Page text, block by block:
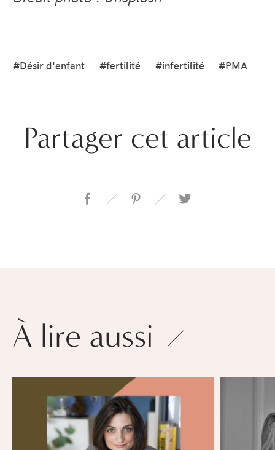
#Désir d'enfant #fertilité #infertilité #PMA
Partager cet article
À lire aussi